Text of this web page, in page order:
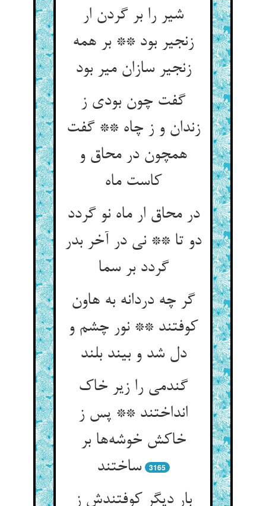
شیر را بر گردن ار
زنجیر بود ** بر همه
زنجیر سازان میر بود
گفت چون بودی ز
زندان و ز چاه ** گفت
همچون در محاق و
در محاق ار ماه نو گردد
دو تا ** نی در آخر بدر
گردد بر سما
گر چه دردانه به هاون
کوفتند ** نور چشم و
دل شد و بیند بلند
گندمی را زیر خاک
انداختند ** پس ز
خاکش خوشه‌‌ها بر
ساختند
3165
بار دیگر کوفتندش ز